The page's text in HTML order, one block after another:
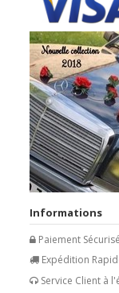
Informations
Paiement Sécurisé
Expédition
Service Client à